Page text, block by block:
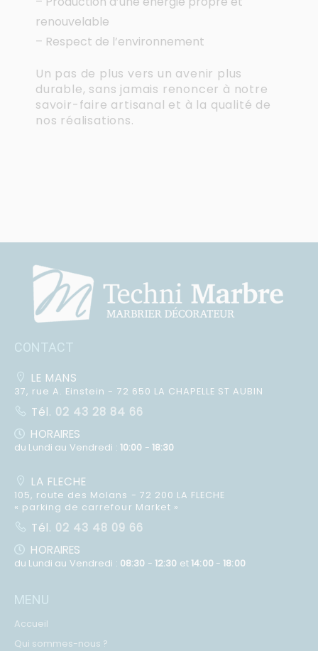
renouvelable
– Respect de l’environnement
Un pas de plus vers un avenir plus
durable, sans jamais renoncer à notre
savoir-faire artisanal et à la qualité de
nos réalisations.
CONTACT
LE MANS
37, rue A. Einstein - 72 650 LA CHAPELLE ST AUBIN
Tél. 02 43 28 84 66
HORAIRES
du Lundi au Vendredi : 10:00 - 18:30
LA FLECHE
105, route des Molans - 72 200 LA FLECHE
« parking de carrefour Market »
Tél. 02 43 48 09 66
HORAIRES
du Lundi au Vendredi : 08:30 - 12:30 et14:00-18:00
MENU
Accueil
Qui sommes-nous ?